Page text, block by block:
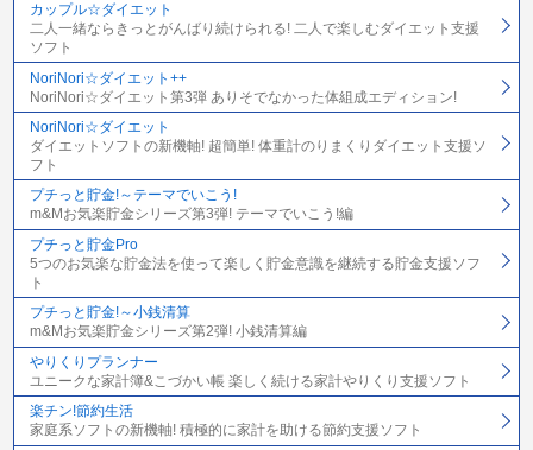
カップル☆ダイエット
二人一緒ならきっとがんばり続けられる! 二人で楽しむダイエット支援
ソフト
NoriNori☆ダイエット++
NoriNori☆ダイエット第3弾 ありそでなかった体組成エディション!
NoriNori☆ダイエット
ダイエットソフトの新機軸! 超簡単! 体重計のりまくりダイエット支援ソ
フト
プチっと貯金!～テーマでいこう!
m&Mお気楽貯金シリーズ第3弾! テーマでいこう!編
プチっと貯金Pro
5つのお気楽な貯金法を使って楽しく貯金意識を継続する貯金支援ソフ
ト
プチっと貯金!～小銭清算
m&Mお気楽貯金シリーズ第2弾! 小銭清算編
やりくりプランナー
ユニークな家計簿&こづかい帳 楽しく続ける家計やりくり支援ソフト
楽チン!節約生活
家庭系ソフトの新機軸! 積極的に家計を助ける節約支援ソフト